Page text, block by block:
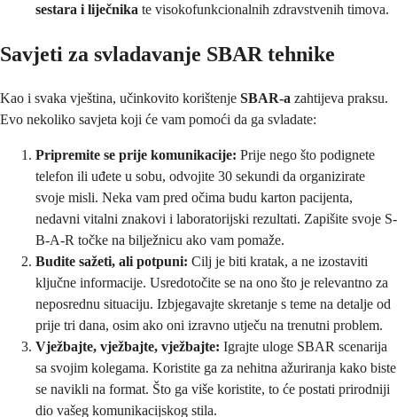
sestara i liječnika te visokofunkcionalnih zdravstvenih timova.
Savjeti za svladavanje SBAR tehnike
Kao i svaka vještina, učinkovito korištenje SBAR-a zahtijeva praksu.
Evo nekoliko savjeta koji će vam pomoći da ga svladate:
Pripremite se prije komunikacije: Prije nego što podignete
telefon ili uđete u sobu, odvojite 30 sekundi da organizirate
svoje misli. Neka vam pred očima budu karton pacijenta,
nedavni vitalni znakovi i laboratorijski rezultati. Zapišite svoje S-
B-A-R točke na bilježnicu ako vam pomaže.
Budite sažeti, ali potpuni: Cilj je biti kratak, a ne izostaviti
ključne informacije. Usredotočite se na ono što je relevantno za
neposrednu situaciju. Izbjegavajte skretanje s teme na detalje od
prije tri dana, osim ako oni izravno utječu na trenutni problem.
Vježbajte, vježbajte, vježbajte: Igrajte uloge SBAR scenarija
sa svojim kolegama. Koristite ga za nehitna ažuriranja kako biste
se navikli na format. Što ga više koristite, to će postati prirodniji
dio vašeg komunikacijskog stila.